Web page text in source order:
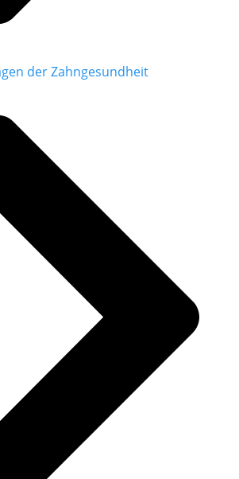
der Zahngesundheit